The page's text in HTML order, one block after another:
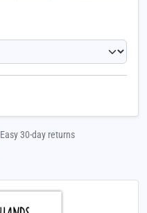
Easy 30-day returns